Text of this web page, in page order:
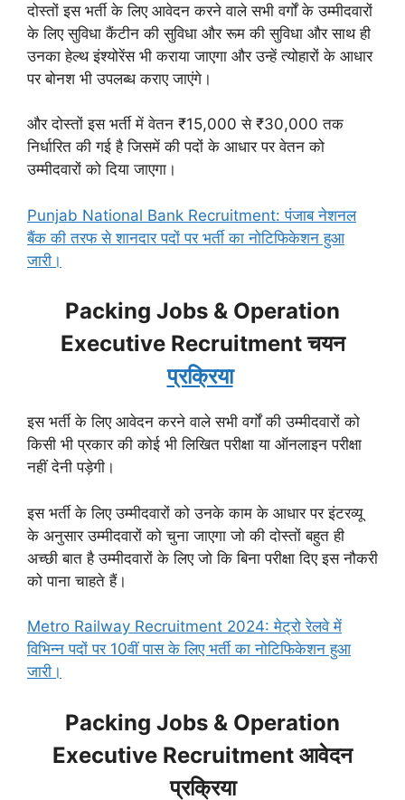
दोस्तों इस भर्ती के लिए आवेदन करने वाले सभी वर्गों के उम्मीदवारों
के लिए सुविधा कैंटीन की सुविधा और रूम की सुविधा और साथ ही
उनका हेल्थ इंश्योरेंस भी कराया जाएगा और उन्हें त्योहारों के आधार
पर बोनश भी उपलब्ध कराए जाएंगे।
और दोस्तों इस भर्ती में वेतन ₹15,000 से ₹30,000 तक
निर्धारित की गई है जिसमें की पदों के आधार पर वेतन को
उम्मीदवारों को दिया जाएगा।
Punjab National Bank Recruitment: पंजाब नेशनल
बैंक की तरफ से शानदार पदों पर भर्ती का नोटिफिकेशन हुआ
जारी।
Packing Jobs & Operation
Executive Recruitment चयन
प्रक्रिया
इस भर्ती के लिए आवेदन करने वाले सभी वर्गों की उम्मीदवारों को
किसी भी प्रकार की कोई भी लिखित परीक्षा या ऑनलाइन परीक्षा
नहीं देनी पड़ेगी।
इस भर्ती के लिए उम्मीदवारों को उनके काम के आधार पर इंटरव्यू
के अनुसार उम्मीदवारों को चुना जाएगा जो की दोस्तों बहुत ही
अच्छी बात है उम्मीदवारों के लिए जो कि बिना परीक्षा दिए इस नौकरी
को पाना चाहते हैं।
Metro Railway Recruitment 2024: मेट्रो रेलवे में
विभिन्न पदों पर 10वीं पास के लिए भर्ती का नोटिफिकेशन हुआ
जारी।
Packing Jobs & Operation
Executive Recruitment आवेदन
प्रक्रिया